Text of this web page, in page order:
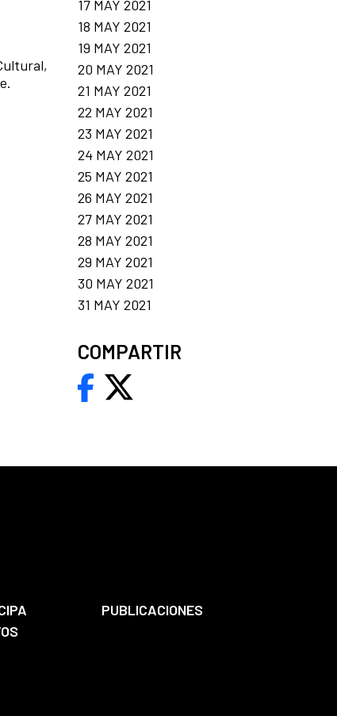
17 MAY 2021
18 MAY 2021
19 MAY 2021
20 MAY 2021
21 MAY 2021
22 MAY 2021
23 MAY 2021
24 MAY 2021
25 MAY 2021
26 MAY 2021
27 MAY 2021
28 MAY 2021
29 MAY 2021
30 MAY 2021
31 MAY 2021
COMPARTIR
PUBLICACIONES